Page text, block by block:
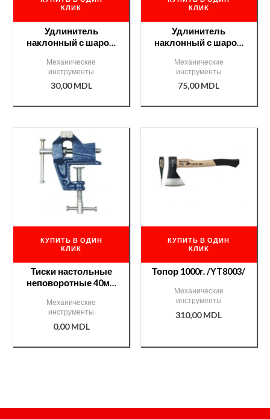
КЛИК
Удлинитель
наклонный с шаром
Механические
инструменты
30,00MDL
КЛИК
Удлинитель
наклонный с шаром
Механические
инструменты
75,00MDL
КУПИТЬ В ОДИН
КЛИК
Тиски настольные
неповоротные 40мм
Механические
инструменты
0,00MDL
КУПИТЬ В ОДИН
КЛИК
Топор 1000г. /YT8003/
Механические
инструменты
310,00MDL